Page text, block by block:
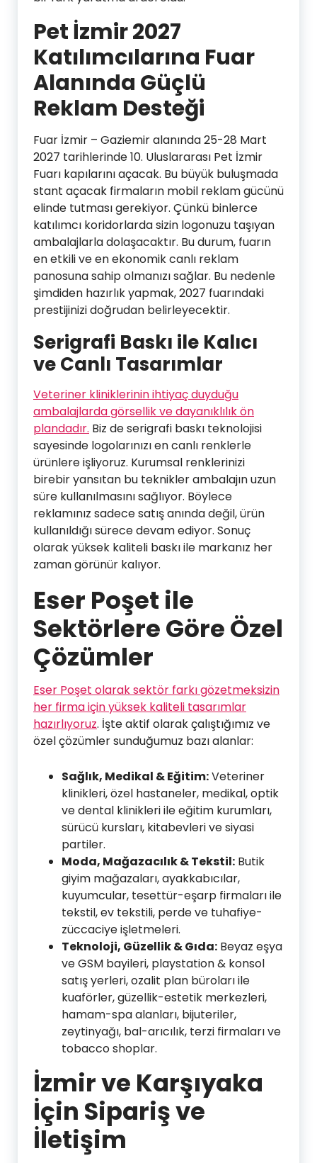
Pet İzmir 2027
Katılımcılarına Fuar
Alanında Güçlü
Reklam Desteği
Fuar İzmir – Gaziemir alanında 25-28 Mart
2027 tarihlerinde 10. Uluslararası Pet İzmir
Fuarı kapılarını açacak. Bu büyük buluşmada
stant açacak firmaların mobil reklam gücünü
elinde tutması gerekiyor. Çünkü binlerce
katılımcı koridorlarda sizin logonuzu taşıyan
ambalajlarla dolaşacaktır. Bu durum, fuarın
en etkili ve en ekonomik canlı reklam
panosuna sahip olmanızı sağlar. Bu nedenle
şimdiden hazırlık yapmak, 2027 fuarındaki
prestijinizi doğrudan belirleyecektir.
Serigrafi Baskı ile Kalıcı
ve Canlı Tasarımlar
Veteriner kliniklerinin ihtiyaç duyduğu
ambalajlarda görsellik ve dayanıklılık ön
plandadır. Biz de serigrafi baskı teknolojisi
sayesinde logolarınızı en canlı renklerle
ürünlere işliyoruz. Kurumsal renklerinizi
birebir yansıtan bu teknikler ambalajın uzun
süre kullanılmasını sağlıyor. Böylece
reklamınız sadece satış anında değil, ürün
kullanıldığı sürece devam ediyor. Sonuç
olarak yüksek kaliteli baskı ile markanız her
zaman görünür kalıyor.
Eser Poşet ile
Sektörlere Göre Özel
Çözümler
Eser Poşet olarak sektör farkı gözetmeksizin
her firma için yüksek kaliteli tasarımlar
hazırlıyoruz. İşte aktif olarak çalıştığımız ve
özel çözümler sunduğumuz bazı alanlar:
Sağlık, Medikal & Eğitim:Veteriner
klinikleri, özel hastaneler, medikal, optik
ve dental klinikleri ile eğitim kurumları,
sürücü kursları, kitabevleri ve siyasi
partiler.
Moda, Mağazacılık & Tekstil: Butik
giyim mağazaları, ayakkabıcılar,
kuyumcular, tesettür-eşarp firmaları ile
tekstil, ev tekstili, perde ve tuhafiye-
züccaciye işletmeleri.
Teknoloji, Güzellik & Gıda: Beyaz eşya
ve GSM bayileri, playstation & konsol
satış yerleri, ozalit plan büroları ile
kuaförler, güzellik-estetik merkezleri,
hamam-spa alanları, bijuteriler,
zeytinyağı, bal-arıcılık, terzi firmaları ve
tobacco shoplar.
İzmir ve Karşıyaka
İçin Sipariş ve
İletişim